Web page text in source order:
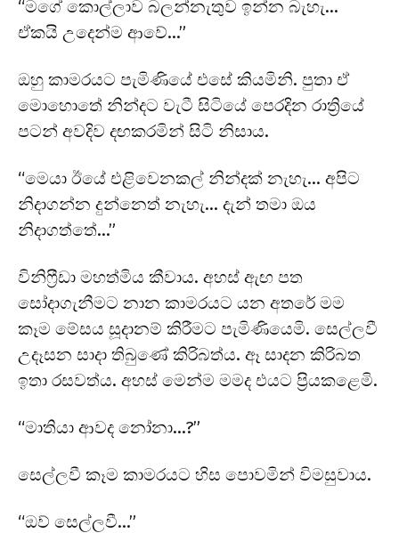
“මගේ කොල්ලාව බලන්නැතුව ඉන්න බැහැ…
ඒකයි උදෙන්ම ආවේ…”
ඔහු කාමරයට පැමිණියේ එසේ කියමිනි. පුතා ඒ
මොහොතේ නින්දට වැටී සිටියේ පෙරදින රාත්‍රියේ
පටන් අවදිව දඟකරමින් සිටි නිසාය.
“මෙයා ඊයේ එළිවෙනකල් නින්දක් නැහැ… අපිට
නිදාගන්න දුන්නෙත් නැහැ… දැන් තමා ඔය
නිදාගත්තේ…”
විනිෆ්‍රීඩා මහත්මිය කීවාය. අහස් ඇඟ පත
සෝදාගැනීමට නාන කාමරයට යන අතරේ මම
කෑම මේසය සූදානම් කිරීමට පැමිණියෙමි. සෙල්ලවී
උදෑසන සාදා තිබුණේ කිරිබත්ය. ඈ සාදන කිරිබත
ඉතා රසවත්ය. අහස් මෙන්ම මමද එයට ප්‍රියකළෙමි.
“මාතියා ආවද නෝනා…?”
සෙල්ලවී කෑම කාමරයට හිස පොවමින් විමසුවාය.
“ඔව් සෙල්ලවී…”